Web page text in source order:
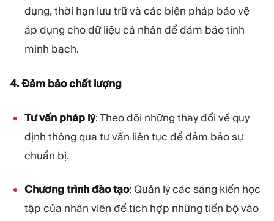
dụng, thời hạn lưu trữ và các biện pháp bảo vệ
áp dụng cho dữ liệu cá nhân để đảm bảo tính
minh bạch.
4. Đảm bảo chất lượng
Tư vấn pháp lý: Theo dõi những thay đổi về quy
định thông qua tư vấn liên tục để đảm bảo sự
chuẩn bị.
Chương trình đào tạo: Quản lý các sáng kiến học
tập của nhân viên để tích hợp những tiến bộ vào